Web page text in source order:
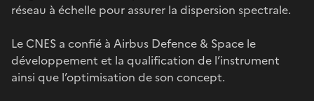
réseau à échelle pour assurer la dispersion spectrale.
Le CNES a confié à Airbus Defence & Space le
développement et la qualification de l’instrument
ainsi que l’optimisation de son concept.